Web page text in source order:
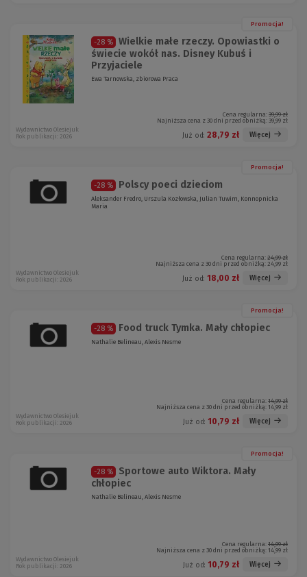
Promocja!
-28 %
Wielkie małe rzeczy. Opowiastki o
świecie wokół nas. Disney Kubuś i
Przyjaciele
Ewa Tarnowska, zbiorowa Praca
Cena regularna: 39,99 zł
Najniższa cena z 30 dni przed obniżką: 39,99 zł
Już od: 28,79 zł Więcej
Wydawnictwo Olesiejuk
Rok publikacji: 2026
Promocja!
-28 % Polscy poeci dzieciom
Aleksander Fredro, Urszula Kozłowska, Julian Tuwim, Konnopnicka
Maria
Cena regularna: 24,99 zł
Najniższa cena z 30 dni przed obniżką: 24,99 zł
Już od: 18,00 zł Więcej
Wydawnictwo Olesiejuk
Rok publikacji: 2026
Promocja!
-28 % Food truck Tymka. Mały chłopiec
Nathalie Belineau, Alexis Nesme
Cena regularna: 14,99 zł
Najniższa cena z 30 dni przed obniżką: 14,99 zł
Już od: 10,79 zł Więcej
Wydawnictwo Olesiejuk
Rok publikacji: 2026
Promocja!
-28 %
Sportowe auto Wiktora. Mały
chłopiec
Nathalie Belineau, Alexis Nesme
Cena regularna: 14,99 zł
Najniższa cena z 30 dni przed obniżką: 14,99 zł
Już od: 10,79 zł Więcej
Wydawnictwo Olesiejuk
Rok publikacji: 2026